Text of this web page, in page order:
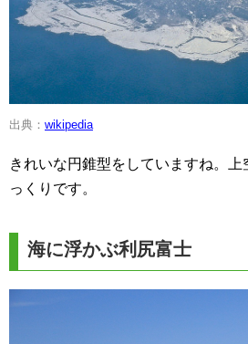
出典： wikipedia
きれいな円錐型をしていますね。
っくりです。
海に浮かぶ利尻富士